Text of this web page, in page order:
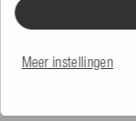
Mesle Stootwil
Meer kleuren
Meer instellingen